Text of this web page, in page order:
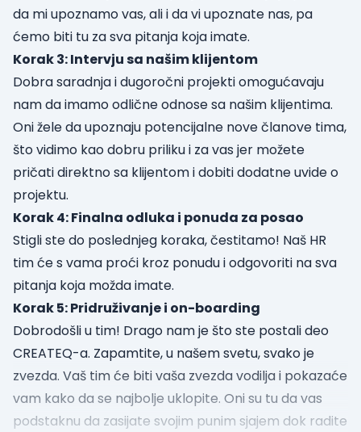
da mi upoznamo vas, ali i da vi upoznate nas, pa
ćemo biti tu za sva pitanja koja imate.
Korak 3: Intervju sa našim klijentom
Dobra saradnja i dugoročni projekti omogućavaju
nam da imamo odlične odnose sa našim klijentima.
Oni žele da upoznaju potencijalne nove članove tima,
što vidimo kao dobru priliku i za vas jer možete
pričati direktno sa klijentom i dobiti dodatne uvide o
projektu.
Korak 4: Finalna odluka i ponuda za posao
Stigli ste do poslednjeg koraka, čestitamo! Naš HR
tim će s vama proći kroz ponudu i odgovoriti na sva
pitanja koja možda imate.
Korak 5: Pridruživanje i on-boarding
Dobrodošli u tim! Drago nam je što ste postali deo
CREATEQ-a. Zapamtite, u našem svetu, svako je
zvezda. Vaš tim će biti vaša zvezda vodilja i pokazaće
vam kako da se najbolje uklopite. Oni su tu da vas
podstaknu da zasijate svojim punim sjajem dok radite